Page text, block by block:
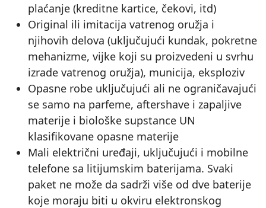
plaćanje (kreditne kartice, čekovi, itd)
Original ili imitacija vatrenog oružja i
njihovih delova (uključujući kundak, pokretne
mehanizme, vijke koji su proizvedeni u svrhu
izrade vatrenog oružja), municija, eksploziv
Opasne robe uključujući ali ne ograničavajući
se samo na parfeme, aftershave i zapaljive
materije i biološke supstance UN
klasifikovane opasne materije
Mali električni uređaji, uključujući i mobilne
telefone sa litijumskim baterijama. Svaki
paket ne može da sadrži više od dve baterije
koje moraju biti u okviru elektronskog